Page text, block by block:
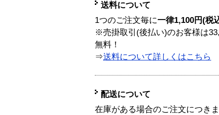
送料について
1つのご注文毎に一律1,100円(税
※売掛取引(後払い)のお客様は
無料！
⇒送料について詳しくはこちら
配送について
在庫がある場合のご注文につき